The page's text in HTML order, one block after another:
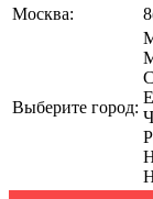
Москва:
Выберите город: